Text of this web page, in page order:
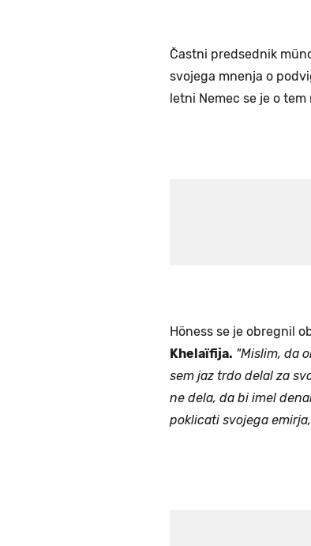
Častni predsednik
svojega mnenja o
letni Nemec se je o
Höness se je obregnil
Khelaïfija. "Mislim, da
sem jaz trdo delal za
ne dela, da bi imel
poklicati svojega